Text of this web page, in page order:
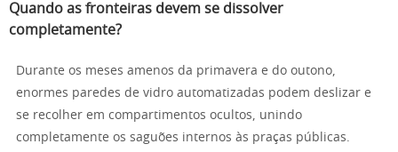
Quando as fronteiras devem se dissolver
completamente?
Durante os meses amenos da primavera e do outono,
enormes paredes de vidro automatizadas podem deslizar e
se recolher em compartimentos ocultos, unindo
completamente os saguões internos às praças públicas.